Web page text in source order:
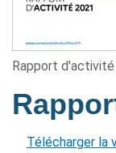
Rapport d'activité
Télécharger la